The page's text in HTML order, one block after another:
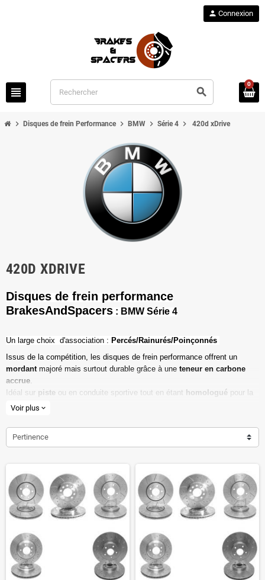
view_headline search
person Connexion
0
chevron_right Disques de frein Performance chevron_right BMW chevron_right Série 4 chevron_right 420d xDrive
420D XDRIVE
Disques de frein performance
BrakesAndSpacers : BMW Série 4
Un l arge choix d'association : Percés/Rainurés/Poinçonnés
Issus de la compétition, les disques de frein performance offrent un
mordant majoré mais surtout durable grâce à une teneur en carbone
accrue.
Idéal sur piste ou en conduite sportive tout en étant homologué pour la
route ouverte.
Dimensions d'origine respectées
Installation en lieu et place.
Homologué pour le contrôle technique
Voir plus expand_more
Pertinence